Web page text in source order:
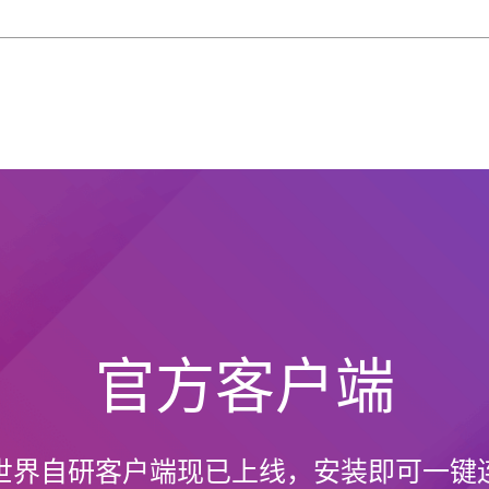
官方客户端
界自研客户端现已上线，安装即可一键